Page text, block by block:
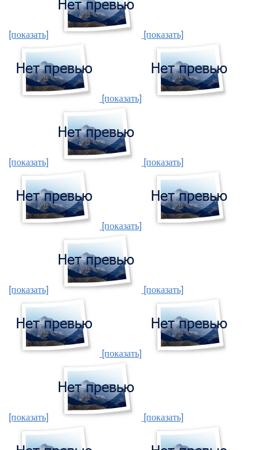
[показать] [показать]
[показать]
[показать] [показать]
[показать]
[показать] [показать]
[показать]
[показать] [показать]